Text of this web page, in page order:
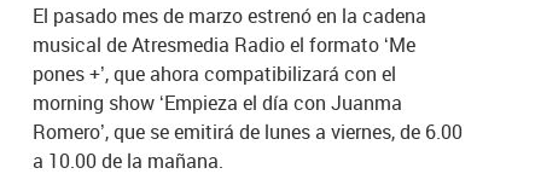
El pasado mes de marzo estrenó en la cadena
musical de Atresmedia Radio el formato ‘Me
pones +’, que ahora compatibilizará con el
morning show ‘Empieza el día con Juanma
Romero’, que se emitirá de lunes a viernes, de 6.00
a 10.00 de la mañana.